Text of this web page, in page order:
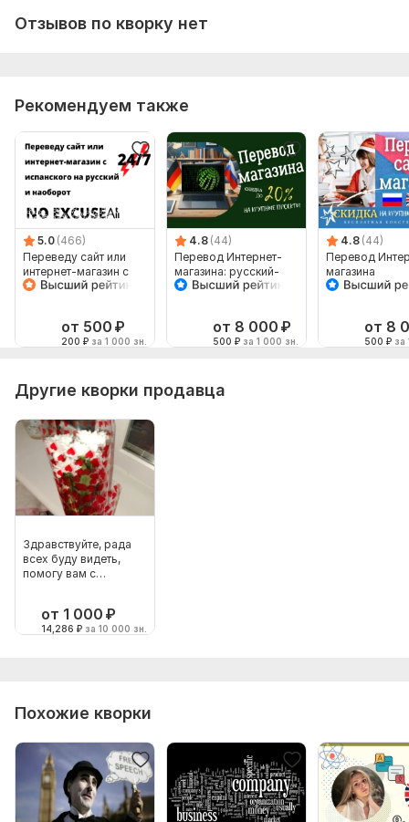
Отзывов по кворку нет
Рекомендуем также
5.0 (466)
Переведу сайт или
интернет-магазин с
испанского на
от 500 ₽
200 ₽ за 1 000 зн.
4.8 (44)
Перевод Интернет-
магазина: русский-
немецкий
от 8 000 ₽
500 ₽ за 1 000 зн.
4.8 (44)
Перевод
магазина
от 8
500 ₽ за
Другие кворки продавца
Здравствуйте, рада
всех буду видеть,
помогу вам с
от 1 000 ₽
14,286 ₽ за 10 000 зн.
Похожие кворки